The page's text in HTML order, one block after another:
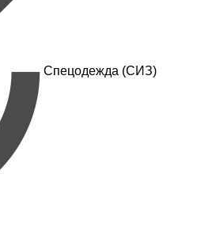
Спецодежда (СИЗ)